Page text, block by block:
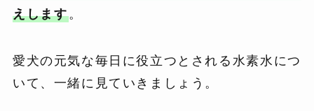
えします。
愛犬の元気な毎日に役立つとされる水素水につ
いて、一緒に見ていきましょう。